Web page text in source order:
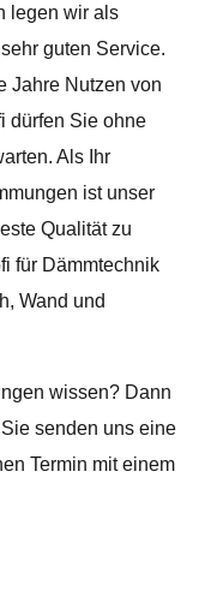
legen wir als
guten Service.
Jahre Nutzen von
dürfen Sie ohne
Als Ihr
ist unser
Qualität zu
für Dämmtechnik
Wand und
wissen? Dann
senden uns eine
Termin mit einem